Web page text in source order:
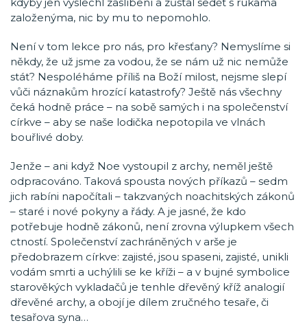
založenýma, nic by mu to nepomohlo.
Není v tom lekce pro nás, pro křesťany? Nemyslíme si
někdy, že už jsme za vodou, že se nám už nic nemůže
stát? Nespoléháme příliš na Boží milost, nejsme slepí
vůči náznakům hrozící katastrofy? Ještě nás všechny
čeká hodně práce – na sobě samých i na společenství
církve – aby se naše lodička nepotopila ve vlnách
bouřlivé doby.
Jenže – ani když Noe vystoupil z archy, neměl ještě
odpracováno. Taková spousta nových příkazů – sedm
jich rabíni napočítali – takzvaných noachitských zákonů
– staré i nové pokyny a řády. A je jasné, že kdo
potřebuje hodně zákonů, není zrovna výlupkem všech
ctností. Společenství zachráněných v arše je
předobrazem církve: zajisté, jsou spaseni, zajisté, unikli
vodám smrti a uchýlili se ke kříži – a v bujné symbolice
starověkých vykladačů je tenhle dřevěný kříž analogií
dřevěné archy, a obojí je dílem zručného tesaře, či
tesařova syna…